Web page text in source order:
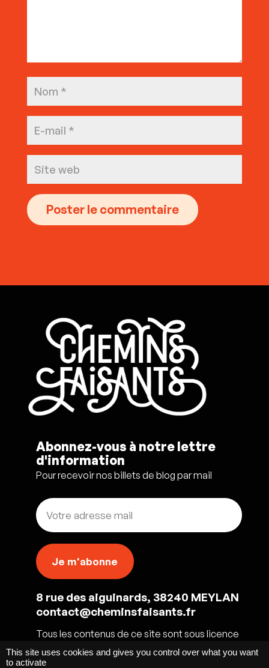
Abonnez-vous à notre lettre
d'information
Pour recevoir nos billets de blog par mail
8 rue des aiguinards, 38240 MEYLAN
contact@cheminsfaisants.fr
Tous les contenus de ce site sont sous licence
CC BY-NC-SA 4.0
This site uses cookies and gives you control over what you want
to activate